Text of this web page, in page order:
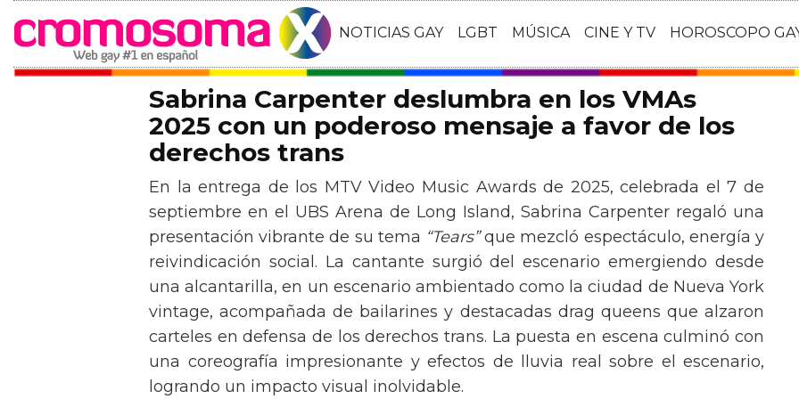
NOTICIAS GAY LGBT MÚSICA CINE Y TV HOROSCOPO
Sabrina Carpenter deslumbra en los VMAs
2025 con un poderoso mensaje a favor de los
derechos trans
En la entrega de los MTV Video Music Awards de 2025, celebrada el 7 de
septiembre en el UBS Arena de Long Island, Sabrina Carpenter regaló una
presentación vibrante de su tema “Tears”que mezcló espectáculo, energía y
reivindicación social. La cantante surgió del escenario emergiendo desde
una alcantarilla, en un escenario ambientado como la ciudad de Nueva York
vintage, acompañada de bailarines y destacadas drag queens que alzaron
carteles en defensa de los derechos trans. La puesta en escena culminó con
una coreografía impresionante y efectos de lluvia real sobre el escenario,
logrando un impacto visual inolvidable.